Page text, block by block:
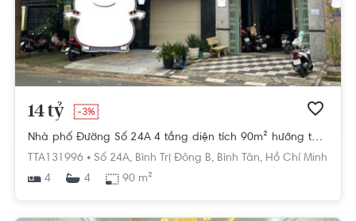
14 tỷ -3%
Nhà phố Đường Số 24A 4 tầng diện tích 90m² hướng tây pháp lý sổ hồng.
TTA131996 • Số 24A, Bình Trị Đông B, Bình Tân, Hồ Chí Minh
4
4 90 m²